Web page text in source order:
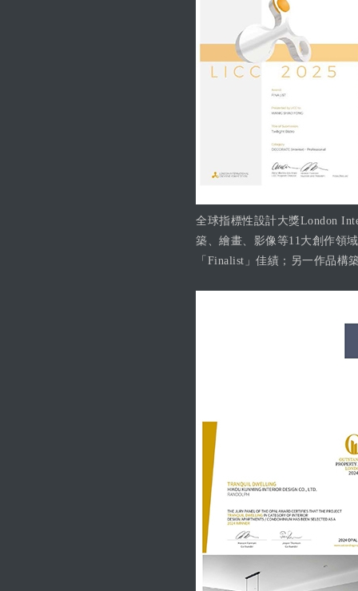
全球指標性設計大獎London
築、繪畫、影像等11大創作領
「Finalist」佳績；另一作品構